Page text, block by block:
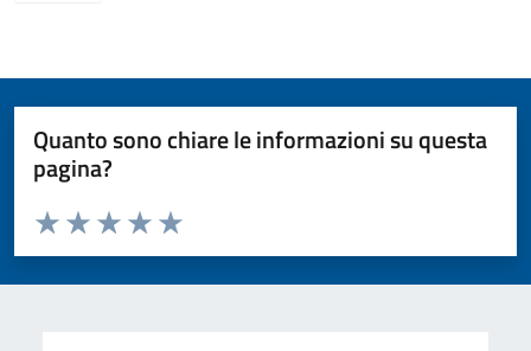
Quanto sono chiare le informazioni su questa
pagina?
Valuta da 1 a 5 stelle la pagina
Valuta 5 stelle su 5
Valuta 4 stelle su 5
Valuta 3 stelle su 5
Valuta 2 stelle su 5
Valuta 1 stelle su 5